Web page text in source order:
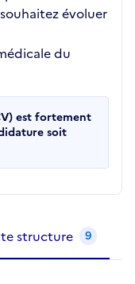
évoluer
du
est fortement
soit
structure 9